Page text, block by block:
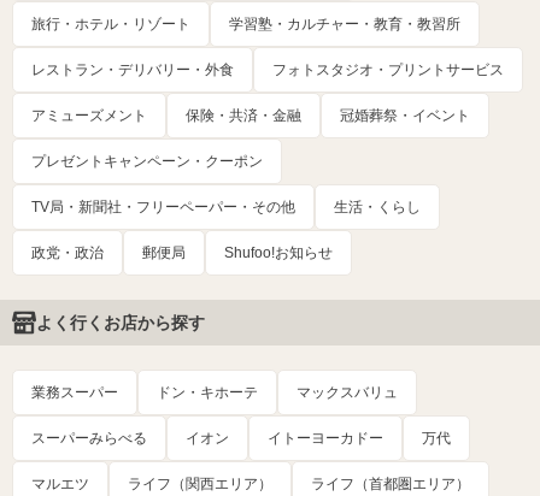
旅行・ホテル・リゾート 学習塾・カルチャー・教育・教習所
レストラン・デリバリー・外食 フォトスタジオ・プリントサービス
アミューズメント 保険・共済・金融 冠婚葬祭・イベント
プレゼントキャンペーン・クーポン
TV局・新聞社・フリーペーパー・その他 生活・くらし
政党・政治 郵便局 Shufoo!お知らせ
よく行くお店から探す
業務スーパー ドン・キホーテ マックスバリュ
スーパーみらべる イオン イトーヨーカドー 万代
マルエツ ライフ（関西エリア） ライフ（首都圏エリア）